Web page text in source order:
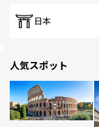
日本
人気スポット